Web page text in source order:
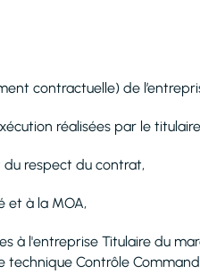
contractuelle) de
réalisées par le
du respect du contrat,
et à la MOA,
à l'entreprise Titulaire du
Contrôle